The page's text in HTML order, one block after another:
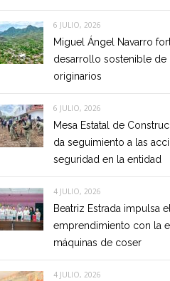
6 JULIO, 2026
Miguel Ángel Navarro
desarrollo sostenible de
originarios
6 JULIO, 2026
Mesa Estatal de
da seguimiento a las
seguridad en la entidad
4 JULIO, 2026
Beatriz Estrada impulsa
emprendimiento con la
máquinas de coser
4 JULIO, 2026